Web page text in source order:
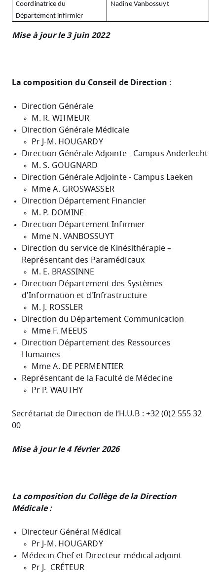
Coordinatrice du
Département infirmier
Nadine Vanbossuyt
Mise à jour le 3 juin 2022
La composition du Conseil de Direction :
Direction Générale
M. R. WITMEUR
Direction Générale Médicale
Pr J-M. HOUGARDY
Direction Générale Adjointe - Campus Anderlecht
M. S. GOUGNARD
Direction Générale Adjointe - Campus Laeken
Mme A. GROSWASSER
Direction Département Financier
M. P. DOMINE
Direction Département Infirmier
Mme N. VANBOSSUYT
Direction du service de Kinésithérapie –
Représentant des Paramédicaux
M. E. BRASSINNE
Direction Département des Systèmes
d'Information et d'Infrastructure
M. J. ROSSLER
Direction du Département Communication
Mme F. MEEUS
Direction Département des Ressources
Humaines
Mme A. DE PERMENTIER
Représentant de la Faculté de Médecine
Pr P. WAUTHY
Secrétariat de Direction de l’H.U.B : +32 (0)2 555 32
00
Mise à jour le 4 février 2026
La composition du Collège de la Direction
Médicale :
Directeur Général Médical
Pr J-M. HOUGARDY
Médecin-Chef et Directeur médical adjoint
Pr J. CRÉTEUR